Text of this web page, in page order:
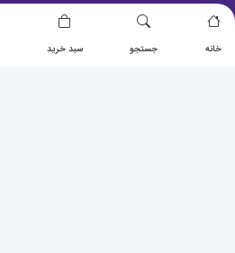
خانه جستجو سبد خرید
مجوزها